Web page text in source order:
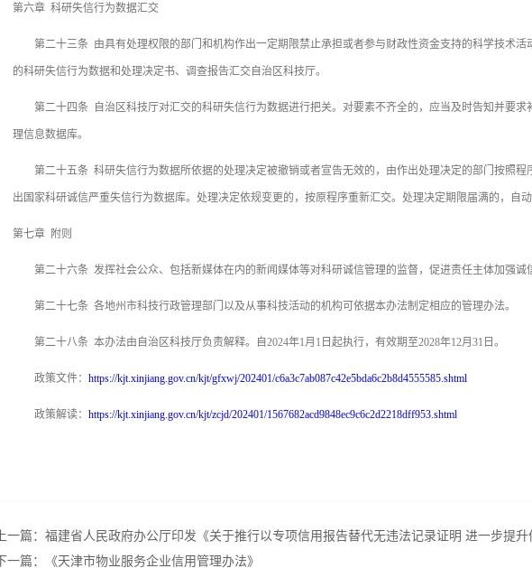
第六章 科研失信行为数据汇交
第二十三条 由具有处理权限的部门和机构作出一定期限禁止承担或者参与财政性资金支持的科学技术活
的科研失信行为数据和处理决定书、调查报告汇交自治区科技厅。
第二十四条 自治区科技厅对汇交的科研失信行为数据进行把关。对要素不齐全的，应当及时告知并要求
理信息数据库。
第二十五条 科研失信行为数据所依据的处理决定被撤销或者宣告无效的，由作出处理决定的部门按照程
出国家科研诚信严重失信行为数据库。处理决定依规变更的，按原程序重新汇交。处理决定期限届满的，自
第七章 附则
第二十六条 发挥社会公众、包括新媒体在内的新闻媒体等对科研诚信管理的监督，促进责任主体加强诚
第二十七条 各地州市科技行政管理部门以及从事科技活动的机构可依据本办法制定相应的管理办法。
第二十八条 本办法由自治区科技厅负责解释。自2024年1月1日起执行，有效期至2028年12月31日。
政策文件： https://kjt.xinjiang.gov.cn/kjt/gfxwj/202401/c6a3c7ab087c42e5bda6c2b8d4555585.shtml
政策解读： https://kjt.xinjiang.gov.cn/kjt/zcjd/202401/1567682acd9848ec9c6c2d2218dff953.shtml
上一篇： 福建省人民政府办公厅印发《关于推行以专项信用报告替代无违法记录证明 进一步提升
下一篇：
《天津市物业服务企业信用管理办法》